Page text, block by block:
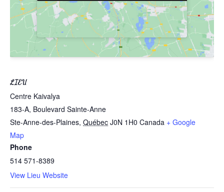
LIEU
Centre Kaivalya
183-A, Boulevard Sainte-Anne
Ste-Anne-des-Plaines, Québec J0N 1H0 Canada + Google
Map
Phone
514 571-8389
View Lieu Website